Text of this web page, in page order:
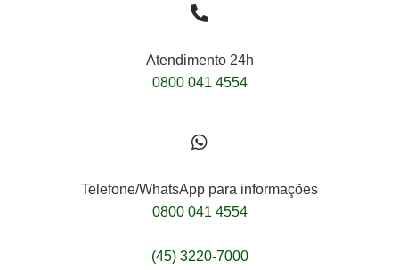
Atendimento 24h
0800 041 4554
Telefone/WhatsApp para informações
0800 041 4554
(45) 3220-7000